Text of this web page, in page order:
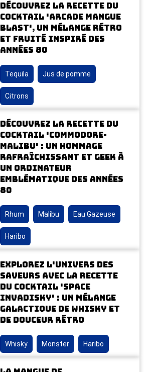
Découvrez la recette du
cocktail 'Arcade Mangue
Blast', un mélange rétro
et fruité inspiré des
années 80
Tequila Jus de pomme
Citrons
Découvrez la recette du
cocktail 'Commodore-
Malibu' : un hommage
rafraîchissant et geek à
un ordinateur
emblématique des années
80
Rhum Malibu Eau Gazeuse
Haribo
Explorez l'univers des
saveurs avec la recette
du cocktail 'Space
Invadisky' : un mélange
galactique de whisky et
de douceur rétro
Whisky Monster Haribo